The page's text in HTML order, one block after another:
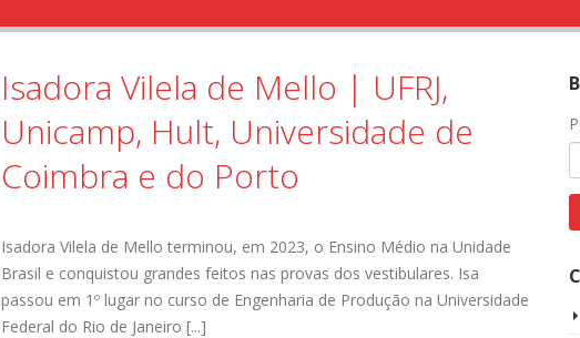
Isadora Vilela de Mello | UFRJ,
Unicamp, Hult, Universidade de
Coimbra e do Porto
Isadora Vilela de Mello terminou, em 2023, o Ensino Médio na Unidade
Brasil e conquistou grandes feitos nas provas dos vestibulares. Isa
passou em 1º lugar no curso de Engenharia de Produção na Universidade
Federal do Rio de Janeiro [...]